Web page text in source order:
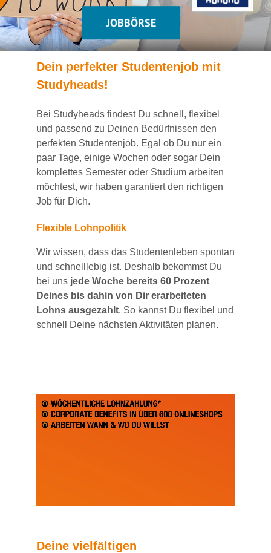
JOBBÖRSE
Dein perfekter Studentenjob mit
Studyheads!
Bei Studyheads findest Du schnell, flexibel
und passend zu Deinen Bedürfnissen den
perfekten Studentenjob. Egal ob Du nur ein
paar Tage, einige Wochen oder sogar Dein
komplettes Semester oder Studium arbeiten
möchtest, wir haben garantiertden richtigen
Job für Dich.
Flexible Lohnpolitik
Wir wissen, dass das Studentenleben spontan
und schnelllebig ist. Deshalb bekommst Du
bei uns jede Woche bereits 60 Prozent
Deines bis dahin von Dir erarbeiteten
Lohns ausgezahlt. So kannst Du flexibel und
schnell Deine nächsten Aktivitäten planen.
Deine vielfältigen